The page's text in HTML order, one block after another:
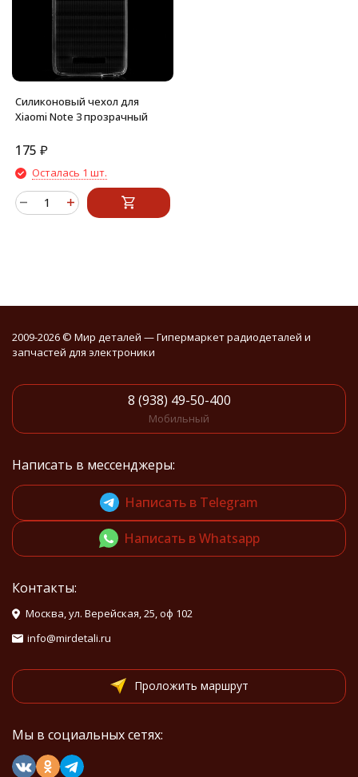
Силиконовый чехол для
Xiaomi Note 3 прозрачный
175 ₽
Осталась 1 шт.
2009-2026 © Мир деталей — Гипермаркет радиодеталей и
запчастей для электроники
8 (938) 49-50-400
Мобильный
Написать в мессенджеры:
Написать в Telegram
Написать в Whatsapp
Контакты:
Москва, ул. Верейская, 25, оф 102
info@mirdetali.ru
Проложить маршрут
Мы в социальных сетях: